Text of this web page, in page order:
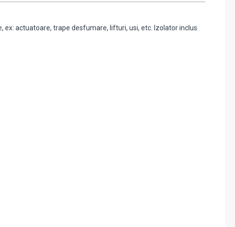
actuatoare, trape desfumare, lifturi, usi, etc. Izolator inclus.